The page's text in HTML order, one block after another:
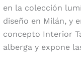
en la colección
diseño en Milán, y
concepto Interior
alberga y expone